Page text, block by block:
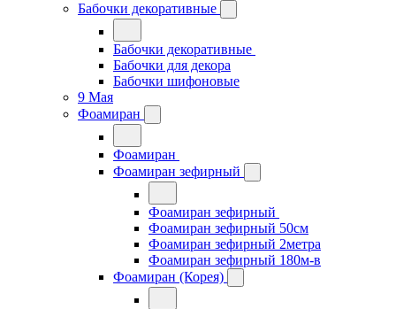
Бабочки декоративные
Бабочки декоративные
Бабочки для декора
Бабочки шифоновые
9 Мая
Фоамиран
Фоамиран
Фоамиран зефирный
Фоамиран зефирный
Фоамиран зефирный 50см
Фоамиран зефирный 2метра
Фоамиран зефирный 180м-в
Фоамиран (Корея)